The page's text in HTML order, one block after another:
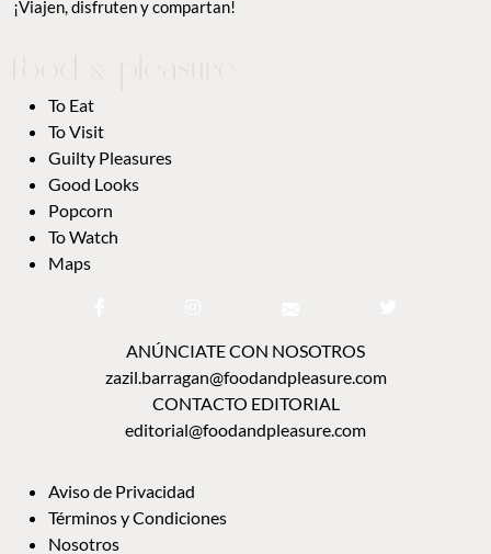
¡Viajen, disfruten y compartan!
To Eat
To Visit
Guilty Pleasures
Good Looks
Popcorn
To Watch
Maps
ANÚNCIATE CON NOSOTROS
zazil.barragan@foodandpleasure.com
CONTACTO EDITORIAL
editorial@foodandpleasure.com
Aviso de Privacidad
Términos y Condiciones
Nosotros